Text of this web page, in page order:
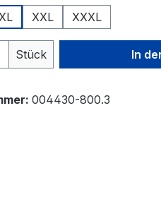
XL XXL XXXL
Anzahl: Gib den
Stück In
004430-800.3